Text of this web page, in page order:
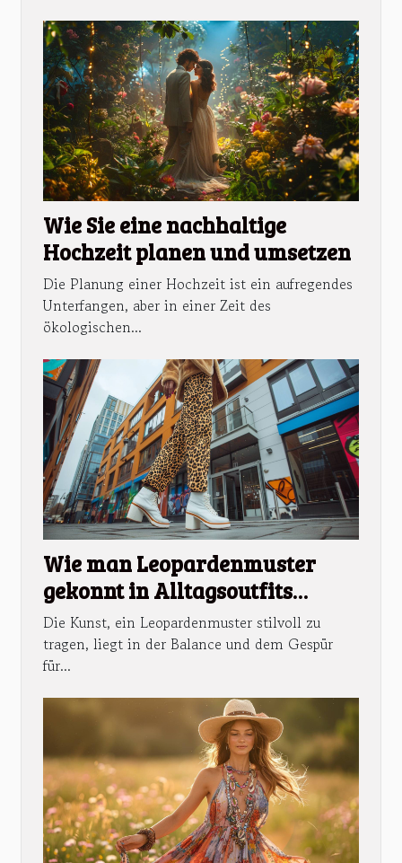
Wie Sie eine nachhaltige
Hochzeit planen und umsetzen
Die Planung einer Hochzeit ist ein aufregendes
Unterfangen, aber in einer Zeit des
ökologischen...
Wie man Leopardenmuster
gekonnt in Alltagsoutfits
integriert
Die Kunst, ein Leopardenmuster stilvoll zu
tragen, liegt in der Balance und dem Gespür
für...